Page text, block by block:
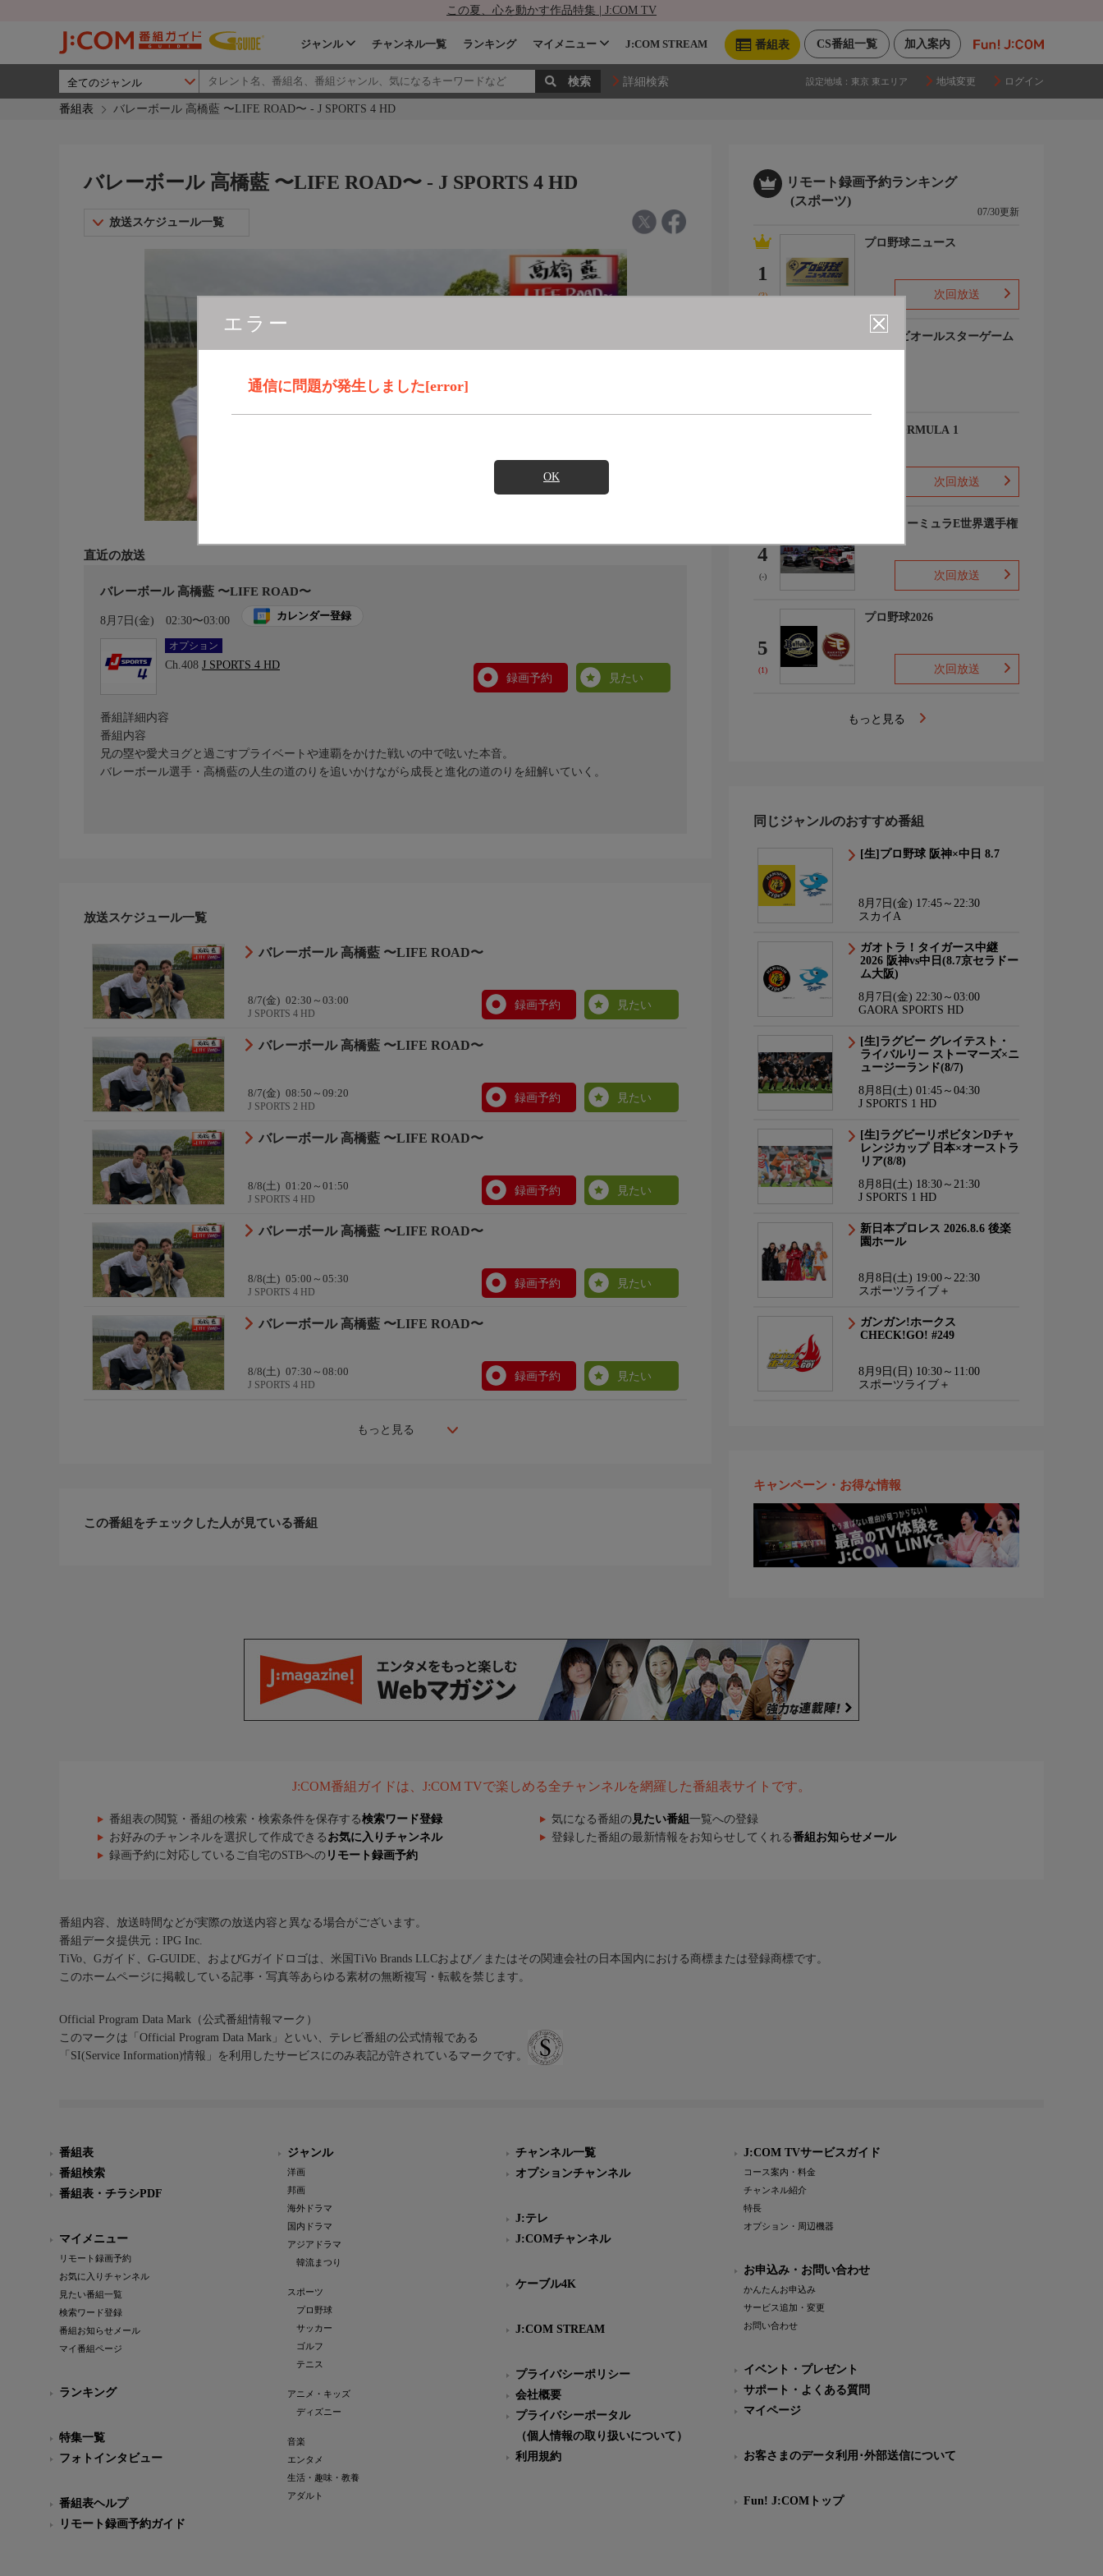
この夏、心を動かす作品特集 | J:COM TV
加入案内
CS番組一覧
番組表
ジャンル チャンネル一覧 ランキング マイメニュー J:COM STREAM
詳細検索 設定地域： 東京 東エリア 地域変更 ログイン
番組表 バレーボール 高橋藍 〜LIFE ROAD〜 - J SPORTS 4 HD
エラー
通信に問題が発生しました[error]
OK
バレーボール 高橋藍 〜LIFE ROAD〜 - J SPORTS 4 HD
放送スケジュール一覧
直近の放送
バレーボール 高橋藍 〜LIFE ROAD〜
8月7日(金) 02:30〜03:00 カレンダー登録
オプション
Ch.408 J SPORTS 4 HD
録画予約
見たい
番組詳細内容
番組内容
兄の塁や愛犬ヨグと過ごすプライベートや連覇をかけた戦いの中で呟いた本音。
バレーボール選手・高橋藍の人生の道のりを追いかけながら成長と進化の道のりを紐解いていく。
放送スケジュール一覧
バレーボール 高橋藍 〜LIFE ROAD〜
8/7(金) 02:30～03:00
J SPORTS 4 HD
録画予約 見たい
バレーボール 高橋藍 〜LIFE ROAD〜
8/7(金) 08:50～09:20
J SPORTS 2 HD
録画予約 見たい
バレーボール 高橋藍 〜LIFE ROAD〜
8/8(土) 01:20～01:50
J SPORTS 4 HD
録画予約 見たい
バレーボール 高橋藍 〜LIFE ROAD〜
8/8(土) 05:00～05:30
J SPORTS 4 HD
録画予約 見たい
バレーボール 高橋藍 〜LIFE ROAD〜
8/8(土) 07:30～08:00
J SPORTS 4 HD
録画予約 見たい
もっと見る
この番組をチェックした人が見ている番組
リモート録画予約ランキング
(スポーツ)
07/30更新
1
(3)
プロ野球ニュース
次回放送
マイナビオールスターゲーム
2026 FORMULA 1
次回放送
4
(-)
FIAフォーミュラE世界選手権
2025/26
次回放送
5
(1)
プロ野球2026
次回放送
もっと見る
同じジャンルのおすすめ番組
[生]プロ野球 阪神×中日 8.7
8月7日(金) 17:45～22:30
スカイA
ガオトラ！タイガース中継
2026 阪神vs中日(8.7京セラドー
ム大阪)
8月7日(金) 22:30～03:00
GAORA SPORTS HD
[生]ラグビー グレイテスト・
ライバルリー ストーマーズ×ニ
ュージーランド(8/7)
8月8日(土) 01:45～04:30
J SPORTS 1 HD
[生]ラグビーリポビタンDチャ
レンジカップ 日本×オーストラ
リア(8/8)
8月8日(土) 18:30～21:30
J SPORTS 1 HD
新日本プロレス 2026.8.6 後楽
園ホール
8月8日(土) 19:00～22:30
スポーツライブ＋
ガンガン!ホークス
CHECK!GO! #249
8月9日(日) 10:30～11:00
スポーツライブ＋
キャンペーン・お得な情報
J:COM番組ガイドは、J:COM TVで楽しめる全チャンネルを網羅した番組表サイトです。
番組表の閲覧・番組の検索・検索条件を保存する検索ワード登録 気になる番組の 見たい番組 一覧への登録
お好みのチャンネルを選択して作成できる お気に入りチャンネル 登録した番組の最新情報をお知らせしてくれる番組お知らせメール
録画予約に対応しているご自宅のSTBへの リモート録画予約
番組内容、放送時間などが実際の放送内容と異なる場合がございます。
番組データ提供元：IPG Inc.
TiVo、Gガイド、G-GUIDE、およびGガイドロゴは、米国TiVo Brands LLCおよび／またはその関連会社の日本国内における商標または登録商標です。
このホームページに掲載している記事・写真等あらゆる素材の無断複写・転載を禁じます。
Official Program Data Mark（公式番組情報マーク）
このマークは「Official Program Data Mark」といい、テレビ番組の公式情報である
「SI(Service Information)情報」を利用したサービスにのみ表記が許されているマークです。
番組表
番組検索
番組表・チラシPDF
マイメニュー
リモート録画予約
お気に入りチャンネル
見たい番組一覧
検索ワード登録
番組お知らせメール
マイ番組ページ
ランキング
特集一覧
フォトインタビュー
番組表ヘルプ
リモート録画予約ガイド
ジャンル
洋画
邦画
海外ドラマ
国内ドラマ
アジアドラマ
韓流まつり
スポーツ
プロ野球
サッカー
ゴルフ
テニス
アニメ・キッズ
ディズニー
音楽
エンタメ
生活・趣味・教養
アダルト
チャンネル一覧
オプションチャンネル
J:テレ
J:COMチャンネル
ケーブル4K
J:COM STREAM
プライバシーポリシー
会社概要
プライバシーポータル
（個人情報の取り扱いについて）
利用規約
J:COM TVサービスガイド
コース案内・料金
チャンネル紹介
特長
オプション・周辺機器
お申込み・お問い合わせ
かんたんお申込み
サービス追加・変更
お問い合わせ
イベント・プレゼント
サポート・よくある質問
マイページ
お客さまのデータ利用･外部送信について
Fun! J:COMトップ